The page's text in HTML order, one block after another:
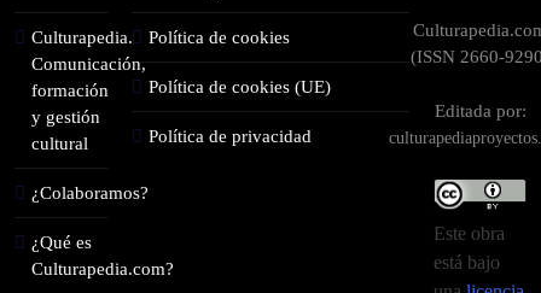
Culturapedia.
Comunicación,
formación
y gestión
cultural
¿Colaboramos?
¿Qué es
Culturapedia.com?
Política de cookies
Política de cookies (UE)
Política de privacidad
(ISSN 2660-
Editada por:
Este obra
está bajo